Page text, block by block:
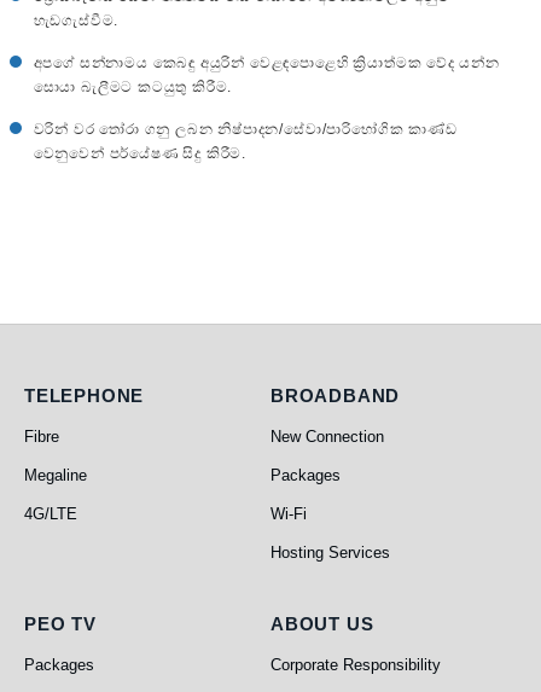
හැඩගැස්වීම.
අපගේ සන්නාමය කෙබඳු අයුරින් වෙළඳපොළෙහි ක්‍රියාත්මක වේද යන්න
සොයා බැලීමට කටයුතු කිරීම.
වරින් වර තෝරා ගනු ලබන නිෂ්පාදන/සේවා/පාරිභෝගික කාණ්ඩ
වෙනුවෙන් පර්යේෂණ සිදු කිරීම.
Telephone
TELEPHONE
Fibre
Megaline
4G/LTE
Broadband
BROADBAND
New Connection
Packages
Wi-Fi
Hosting Services
PEO TV
PEO TV
Packages
About Us
ABOUT US
Corporate Responsibility